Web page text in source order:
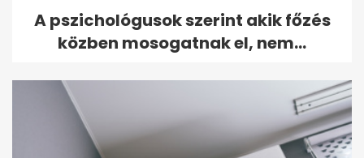
A pszichológusok szerint akik főzés
közben mosogatnak el, nem...